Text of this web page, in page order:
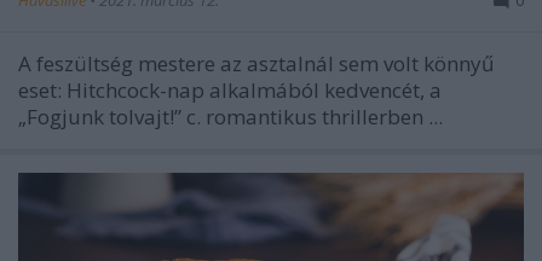
A feszültség mestere az asztalnál sem volt könnyű
eset: Hitchcock-nap alkalmából kedvencét, a
„Fogjunk tolvajt!” c. romantikus thrillerben ...